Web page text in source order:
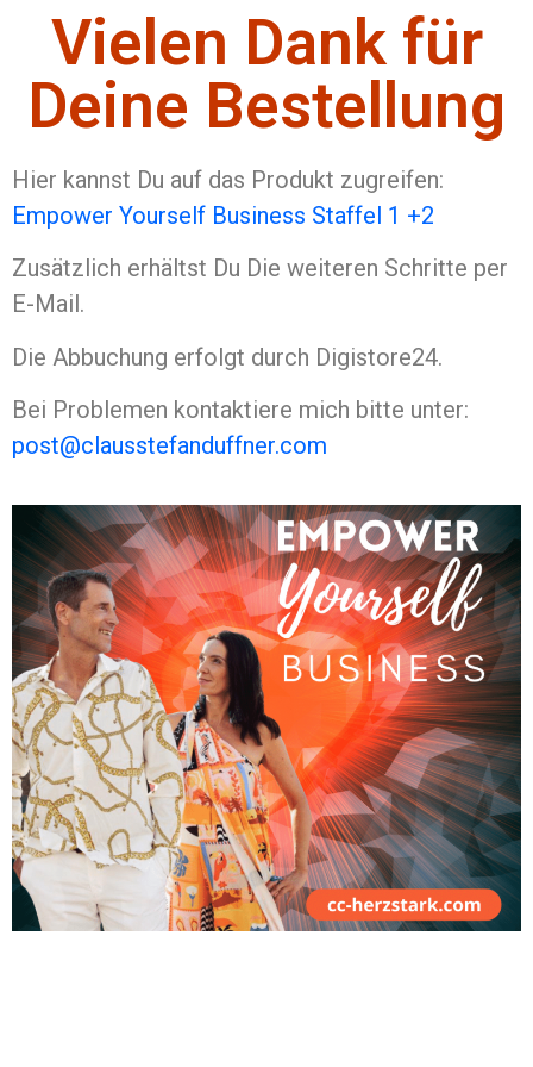
Vielen Dank für
Deine Bestellung
Hier kannst Du auf das Produkt zugreifen:
Empower Yourself Business Staffel 1 +2
Zusätzlich erhältst Du Die weiteren Schritte per
E-Mail.
Die Abbuchung erfolgt durch Digistore24.
Bei Problemen kontaktiere mich bitte unter:
post@clausstefanduffner.com